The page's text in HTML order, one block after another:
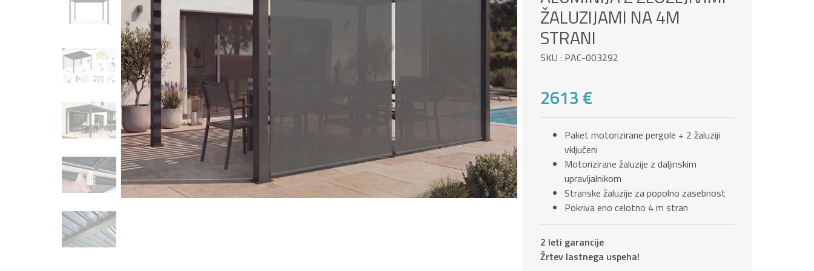
ŽALUZIJAMI NA 4M
STRANI
SKU : PAC-003292
2613 €
Paket motorizirane pergole + 2 žaluziji
vključeni
Motorizirane žaluzije z daljinskim
upravljalnikom
Stranske žaluzije za popolno zasebnost
Pokriva eno celotno 4 m stran
2 leti garancije
Žrtev lastnega uspeha!